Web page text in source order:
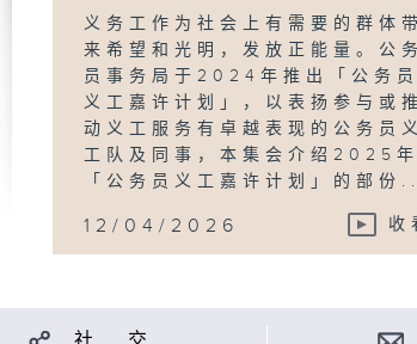
义务工作为社会上有需要的群体带
来希望和光明，发放正能量。公务
员事务局于2024年推出「公务员
义工嘉许计划」，以表扬参与或推
动义工服务有卓越表现的公务员义
工队及同事，本集会介绍2025年
「公务员义工嘉许计划」的部份
12/04/2026 收